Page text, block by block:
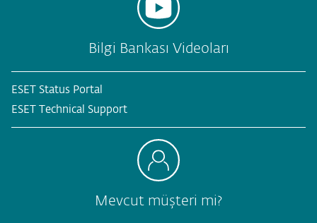
Bilgi Bankası Videoları
ESET Status Portal
ESET Technical Support
Mevcut müşteri mi?